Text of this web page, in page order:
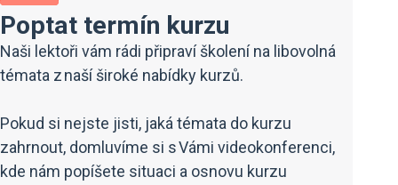
Poptat termín kurzu
Naši lektoři vám rádi připraví školení na libovolná
témata z naší široké nabídky kurzů.
Pokud si nejste jisti, jaká témata do kurzu
zahrnout, domluvíme si s Vámi videokonferenci,
kde nám popíšete situaci a osnovu kurzu